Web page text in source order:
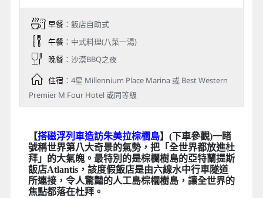
早餐：飯店自助式
午餐：中式料理(八菜一湯)
晚餐：沙漠BBQ之夜
住宿：4星 Millennium Place Marina 或 Best Western
Premier M Four Hotel 或同等級
【搭磁浮列車造訪朱美拉棕櫚島】(下車參觀)一睹
號稱世界第八大奇景的氣勢，把「全世界都放進杜
拜」的大氣魄。最特別的是棕欄樹島的亞特蘭提斯
飯店Atlantis，該度假飯店是由六線水中行車隧道
所連接，令人驚豔的人工島棕櫚樹島，讓全世界的
焦點都落在杜拜。